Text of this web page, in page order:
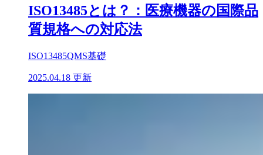
ISO13485とは？：医療機器の国際品
質規格への対応法
ISO13485QMS基礎
2025.04.18 更新